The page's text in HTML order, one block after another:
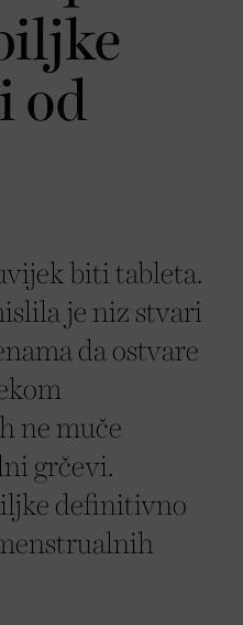
od
biti tableta.
je niz stvari
da ostvare
ne muče
grčevi.
definitivno